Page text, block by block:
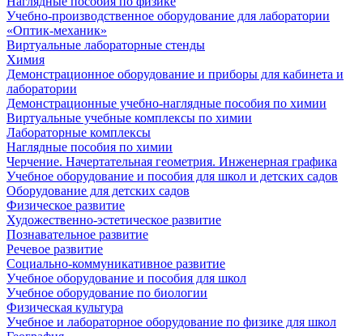
Учебно-производственное оборудование для лаборатории
«Оптик-механик»
Виртуальные лабораторные стенды
Химия
Демонстрационное оборудование и приборы для кабинета и
лаборатории
Демонстрационные учебно-наглядные пособия по химии
Виртуальные учебные комплексы по химии
Лабораторные комплексы
Наглядные пособия по химии
Черчение. Начертательная геометрия. Инженерная графика
Учебное оборудование и пособия для школ и детских садов
Оборудование для детских садов
Физическое развитие
Художественно-эстетическое развитие
Познавательное развитие
Речевое развитие
Социально-коммуникативное развитие
Учебное оборудование и пособия для школ
Учебное оборудование по биологии
Физическая культура
Учебное и лабораторное оборудование по физике для школ